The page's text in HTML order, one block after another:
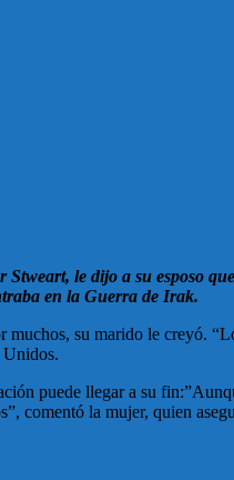
Stweart, le dijo a su esposo
en la Guerra de Irak.
su marido le creyó.
Unidos.
puede llegar a su
comentó la mujer, quien